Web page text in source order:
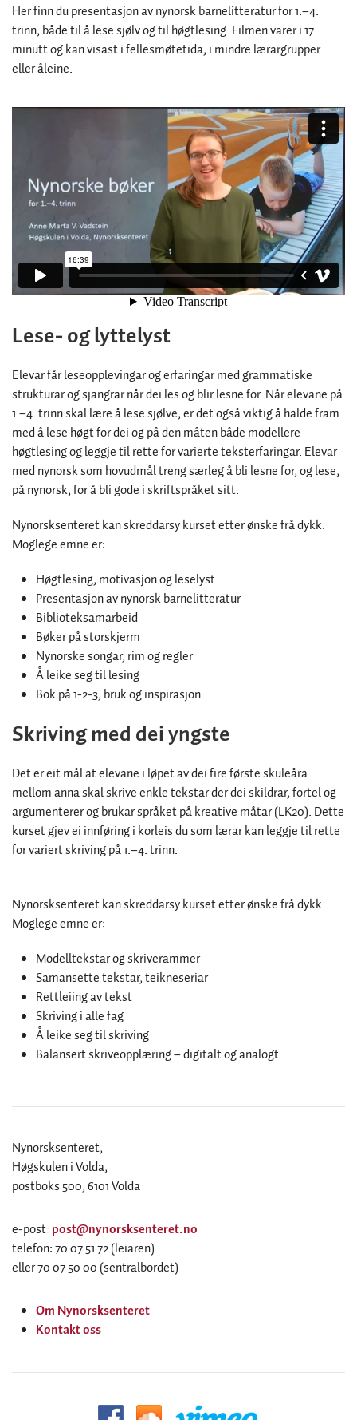
Her finn du presentasjon av nynorsk barnelitteratur for 1.–4.
trinn, både til å lese sjølv og til høgtlesing. Filmen varer i 17
minutt og kan visast i fellesmøtetida, i mindre lærargrupper
eller åleine.
Lese- og lyttelyst
Elevar får leseopplevingar og erfaringar med grammatiske
strukturar og sjangrar når dei les og blir lesne for. Når elevane på
1.–4. trinn skal lære å lese sjølve, er det også viktig å halde fram
med å lese høgt for dei og på den måten både modellere
høgtlesing og leggje til rette for varierte teksterfaringar. Elevar
med nynorsk som hovudmål treng særleg å bli lesne for, og lese,
på nynorsk, for å bli gode i skriftspråket sitt.
Nynorsksenteret kan skreddarsy kurset etter ønske frå dykk.
Moglege emne er:
Høgtlesing, motivasjon og leselyst
Presentasjon av nynorsk barnelitteratur
Biblioteksamarbeid
Bøker på storskjerm
Nynorske songar, rim og regler
Å leike seg til lesing
Bok på 1-2-3, bruk og inspirasjon
Skriving med dei yngste
Det er eit mål at elevane i løpet av dei fire første skuleåra
mellom anna skal skrive enkle tekstar der dei skildrar, fortel og
argumenterer og brukar språket på kreative måtar (LK20). Dette
kurset gjev ei innføring i korleis du som lærar kan leggje til rette
for variert skriving på 1.–4. trinn.
Nynorsksenteret kan skreddarsy kurset etter ønske frå dykk.
Moglege emne er:
Modelltekstar og skriverammer
Samansette tekstar, teikneseriar
Rettleiing av tekst
Skriving i alle fag
Å leike seg til skriving
Balansert skriveopplæring – digitalt og analogt
Nynorsksenteret,
Høgskulen i Volda,
postboks 500, 6101 Volda
e-post: post@nynorsksenteret.no
telefon: 70 07 51 72 (leiaren)
eller 70 07 50 00 (sentralbordet)
Om Nynorsksenteret
Kontakt oss